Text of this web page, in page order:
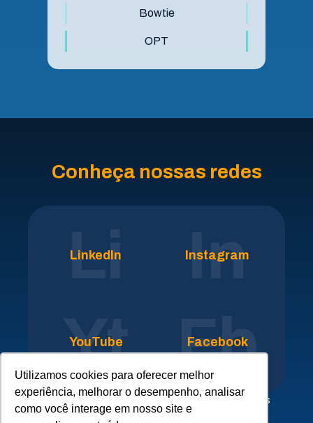
Utilizamos cookies para oferecer melhor
experiência, melhorar o desempenho, analisar
como você interage em nosso site e
Bowtie
OPT
Conheça nossas redes
Li
LinkedIn In
Instagram
Yt
YouTube Fb
Facebook
Clique aqui para conhecer nossa rede de empresas
parceiras do SICLOPE